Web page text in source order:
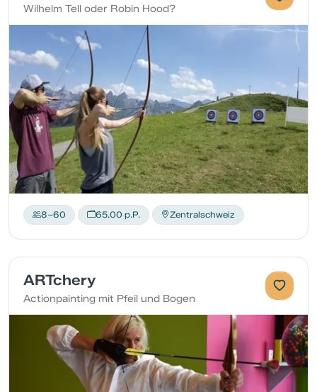
Wilhelm Tell oder Robin Hood?
8–60 65.00 p.P. Zentralschweiz
ARTchery
Actionpainting mit Pfeil und Bogen